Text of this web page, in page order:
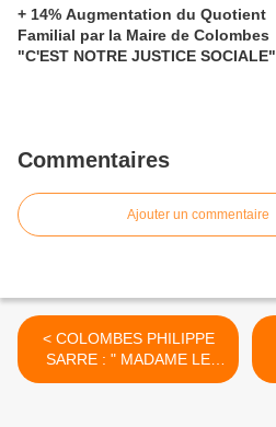
+ 14% Augmentation du Quotient
Familial par la Maire de Colombes
"C'EST NOTRE JUSTICE SOCIALE"
Commentaires
Ajouter un commentaire
< COLOMBES PHILIPPE
SARRE : " MADAME LE
MAIRE VOUS...